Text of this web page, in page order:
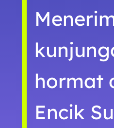
hormat
Encik